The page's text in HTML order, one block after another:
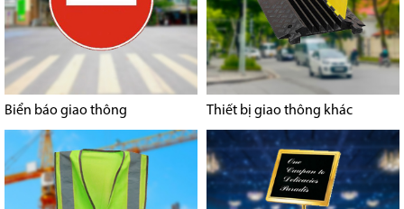
Biển báo giao thông Thiết bị giao thông khác